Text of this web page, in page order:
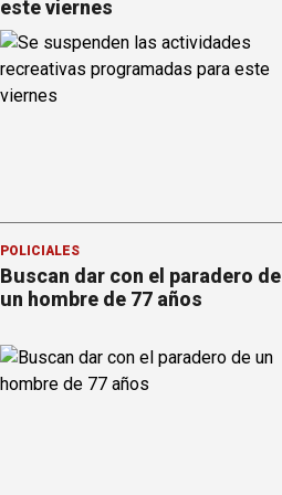
este viernes
POLICIALES
Buscan dar con el paradero de
un hombre de 77 años